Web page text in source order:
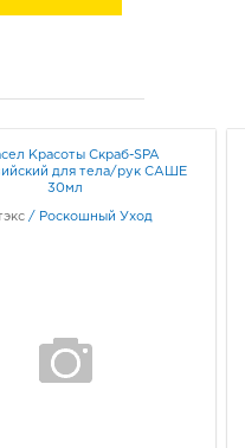
Красоты Скраб-SPA
для тела/рук САШЕ
30мл
/ Роскошный Уход